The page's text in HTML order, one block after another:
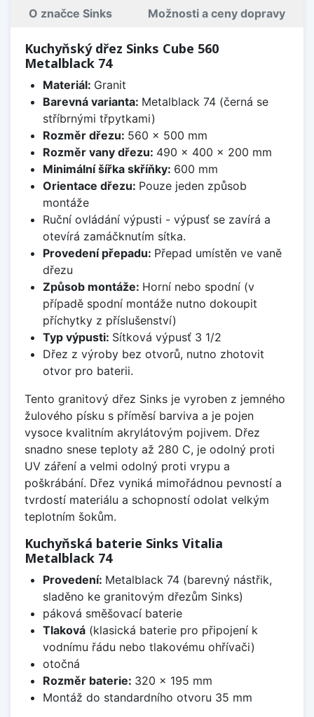
O značce Sinks Možnosti a ceny dopravy
Kuchyňský dřez Sinks Cube 560
Metalblack 74
Materiál: Granit
Barevná varianta: Metalblack 74 (černá se
stříbrnými třpytkami)
Rozměr dřezu: 560 x 500 mm
Rozměr vany dřezu: 490 x 400 x 200 mm
Minimální šířka skříňky: 600 mm
Orientace dřezu: Pouze jeden způsob
montáže
Ruční ovládání výpusti - výpusť se zavírá a
otevírá zamáčknutím sítka.
Provedení přepadu: Přepad umístěn ve vaně
dřezu
Způsob montáže: Horní nebo spodní (v
případě spodní montáže nutno dokoupit
příchytky z příslušenství)
Typ výpusti: Sítková výpusť 3 1/2
Dřez z výroby bez otvorů, nutno zhotovit
otvor pro baterii.
Tento granitový dřez Sinks je vyroben z jemného
žulového písku s příměsí barviva a je pojen
vysoce kvalitním akrylátovým pojivem. Dřez
snadno snese teploty až 280 C, je odolný proti
UV záření a velmi odolný proti vrypu a
poškrábání. Dřez vyniká mimořádnou pevností a
tvrdostí materiálu a schopností odolat velkým
teplotním šokům.
Kuchyňská baterie Sinks Vitalia
Metalblack 74
Provedení: Metalblack 74 (barevný nástřik,
sladěno ke granitovým dřezům Sinks)
páková směšovací baterie
Tlaková(klasická baterie pro připojení k
vodnímu řádu nebo tlakovému ohřívači)
otočná
Rozměr baterie: 320 x 195 mm
Montáž do standardního otvoru 35 mm